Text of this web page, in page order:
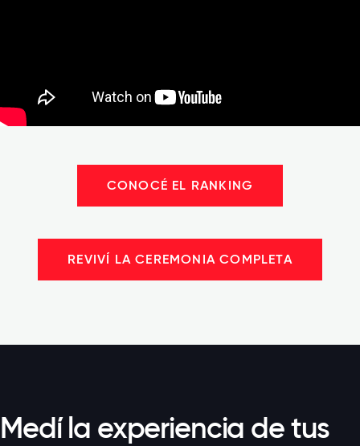
CONOCÉ EL RANKING
REVIVÍ LA CEREMONIA COMPLETA
Medí la experiencia de tus